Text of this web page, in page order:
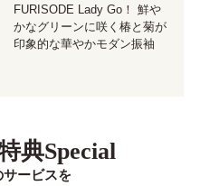
FURISODE Lady Go！ 鮮や
かなグリーンに咲く椿と菊が
印象的な華やかモダン振袖
典Special
ービスを